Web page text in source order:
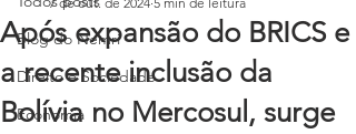
Blog do Nemri
Direito e Sociedade
Economia
Após expansão do BRICS e
a recente inclusão da
Bolívia no Mercosul, surge